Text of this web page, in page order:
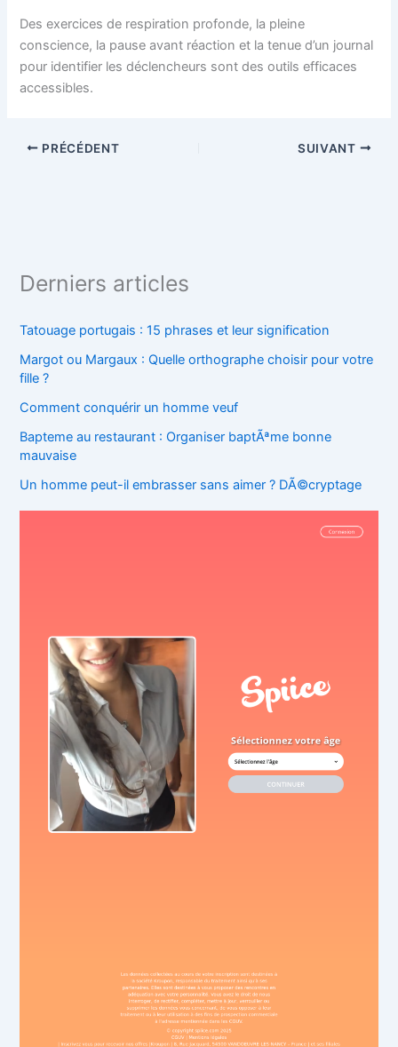
Des exercices de respiration profonde, la pleine
conscience, la pause avant réaction et la tenue d’un journal
pour identifier les déclencheurs sont des outils efficaces
accessibles.
PRÉCÉDENT SUIVANT
Derniers articles
Tatouage portugais : 15 phrases et leur signification
Margot ou Margaux : Quelle orthographe choisir pour votre
fille ?
Comment conquérir un homme veuf
Bapteme au restaurant : Organiser baptÃªme bonne
mauvaise
Un homme peut-il embrasser sans aimer ? DÃ©cryptage